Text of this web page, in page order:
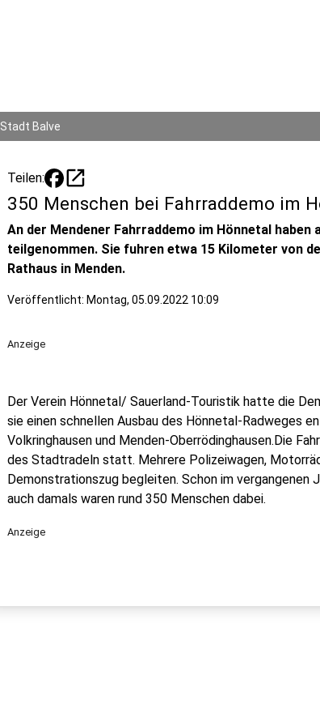
Stadt Balve
Teilen: open_in_new
350 Menschen bei Fahrraddemo im
An der Mendener Fahrraddemo im Hönnetal haben
teilgenommen. Sie fuhren etwa 15 Kilometer von
Rathaus in Menden.
Veröffentlicht: Montag, 05.09.2022 10:09
Anzeige
Der Verein Hönnetal/ Sauerland-Touristik hatte die
sie einen schnellen Ausbau des Hönnetal-Radweges
Volkringhausen und Menden-Oberrödinghausen.Die
des Stadtradeln statt. Mehrere Polizeiwagen,
Demonstrationszug begleiten. Schon im vergangenen
auch damals waren rund 350 Menschen dabei.
Anzeige